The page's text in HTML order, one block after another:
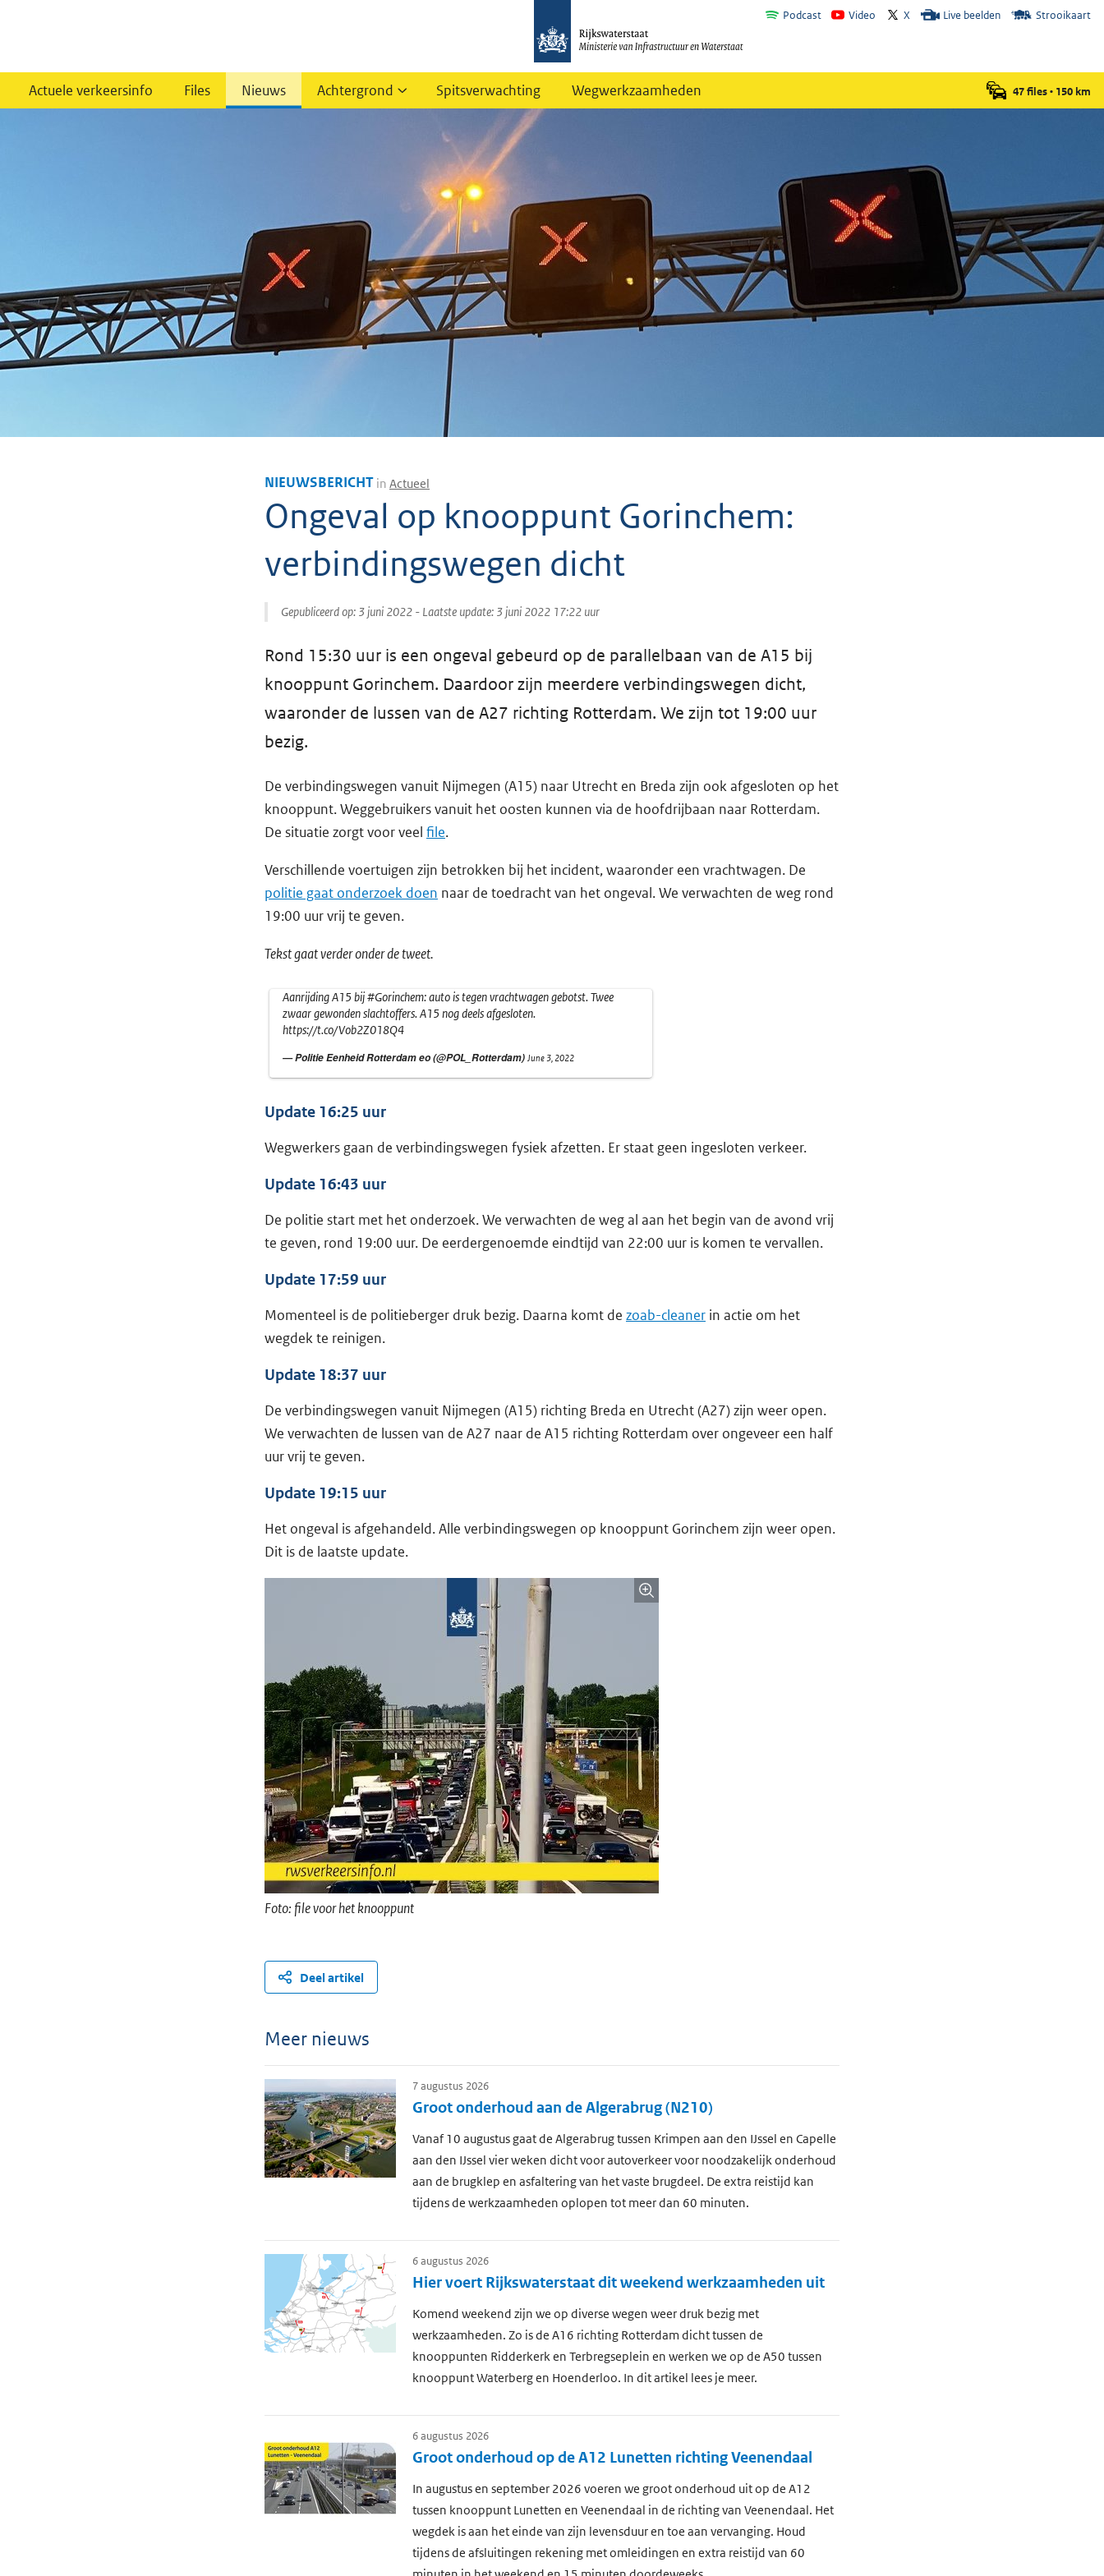
Podcast Video X Live beelden Strooikaart
Actuele verkeersinfo Files Nieuws Achtergrond Spitsverwachting Wegwerkzaamheden 47 files• 150 km
NIEUWSBERICHT in Actueel
Ongeval op knooppunt Gorinchem:
verbindingswegen dicht
Gepubliceerd op: 3 juni 2022 - Laatste update: 3 juni 2022 17:22 uur
Rond 15:30 uur is een ongeval gebeurd op de parallelbaan van de A15 bij
knooppunt Gorinchem. Daardoor zijn meerdere verbindingswegen dicht,
waaronder de lussen van de A27 richting Rotterdam. We zijn tot 19:00 uur
bezig.
De verbindingswegen vanuit Nijmegen (A15) naar Utrecht en Breda zijn ook afgesloten op het
knooppunt. Weggebruikers vanuit het oosten kunnen via de hoofdrijbaan naar Rotterdam.
De situatie zorgt voor veel file.
Verschillende voertuigen zijn betrokken bij het incident, waaronder een vrachtwagen. De
politie gaat onderzoek doen naar de toedracht van het ongeval. We verwachten de weg rond
19:00 uur vrij te geven.
Tekst gaat verder onder de tweet.
Aanrijding A15 bij#Gorinchem: auto is tegen vrachtwagen gebotst. Twee
zwaar gewonden slachtoffers. A15 nog deels afgesloten.
https://t.co/Vob2Z018Q4
— Politie Eenheid Rotterdam eo (@POL_Rotterdam)June 3, 2022
Update 16:25 uur
Wegwerkers gaan de verbindingswegen fysiek afzetten. Er staat geen ingesloten verkeer.
Update 16:43 uur
De politie start met het onderzoek. We verwachten de weg al aan het begin van de avond vrij
te geven, rond 19:00 uur. De eerdergenoemde eindtijd van 22:00 uur is komen te vervallen.
Update 17:59 uur
Momenteel is de politieberger druk bezig. Daarna komt de zoab-cleaner in actie om het
wegdek te reinigen.
Update 18:37 uur
De verbindingswegen vanuit Nijmegen (A15) richting Breda en Utrecht (A27) zijn weer open.
We verwachten de lussen van de A27 naar de A15 richting Rotterdam over ongeveer een half
uur vrij te geven.
Update 19:15 uur
Het ongeval is afgehandeld. Alle verbindingswegen op knooppunt Gorinchem zijn weer open.
Dit is de laatste update.
Foto: file voor het knooppunt
Deel artikel
Meer nieuws
Groot onderhoud aan de Algerabrug (N210)
7 augustus 2026
Vanaf 10 augustus gaat de Algerabrug tussen Krimpen aan den IJssel en Capelle
aan den IJssel vier weken dicht voor autoverkeer voor noodzakelijk onderhoud
aan de brugklep en asfaltering van het vaste brugdeel. De extra reistijd kan
tijdens de werkzaamheden oplopen tot meer dan 60 minuten.
Hier voert Rijkswaterstaat dit weekend werkzaamheden uit
6 augustus 2026
Komend weekend zijn we op diverse wegen weer druk bezig met
werkzaamheden. Zo is de A16 richting Rotterdam dicht tussen de
knooppunten Ridderkerk en Terbregseplein en werken we op de A50 tussen
knooppunt Waterberg en Hoenderloo. In dit artikel lees je meer.
Groot onderhoud op de A12 Lunetten richting Veenendaal
6 augustus 2026
In augustus en september 2026 voeren we groot onderhoud uit op de A12
tussen knooppunt Lunetten en Veenendaal in de richting van Veenendaal. Het
wegdek is aan het einde van zijn levensduur en toe aan vervanging. Houd
tijdens de afsluitingen rekening met omleidingen en extra reistijd van 60